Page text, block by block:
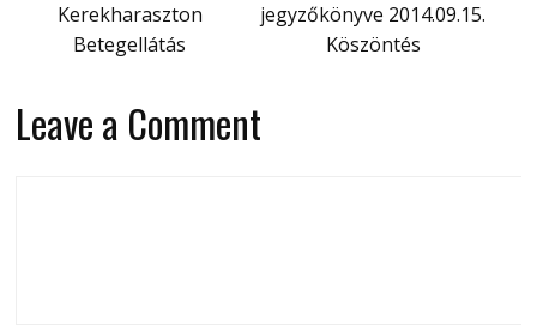
Kerekharaszton
jegyzőkönyve 2014.09.15.
Betegellátás
Köszöntés
Leave a Comment